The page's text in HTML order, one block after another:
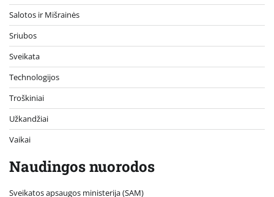
Salotos ir Mišrainės
Sriubos
Sveikata
Technologijos
Troškiniai
Užkandžiai
Vaikai
Naudingos nuorodos
Sveikatos apsaugos ministerija (SAM)